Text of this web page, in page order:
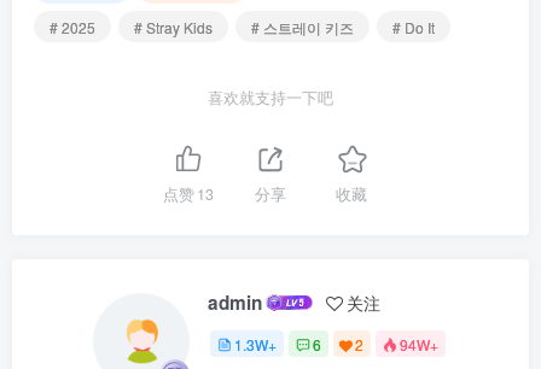
# 2025
# Stray Kids # 스트레이 키즈 # Do It
喜欢就支持一下吧
点赞13 分享 收藏
admin 关注
1.3W+ 6 2 94W+